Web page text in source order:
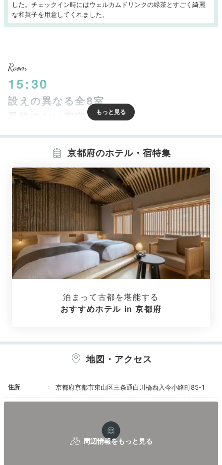
した。チェックイン時にはウェルカムドリンクの緑茶とすごく綺麗
な和菓子を用意してくれました。
Room
15:30
設えの異なる全8室
妥協のない客室設備
エグゼクティブスイート 庭玉
日本庭園が望める「庭玉」やヒノキ風呂が付いた「遠
州」、茶室のような「忘筅」など。内装や調度品が異な
だわりを感じられます。客室内のドリンクはフリー
karenren.1123.0923
「庭玉」という部屋に泊まりました。大きなベッドもあ
り、小さな庭園が付いていて安らげました。冷蔵庫に無
料の飲み物も入っていて、ビール等お酒も楽しめまし
+4
京都府のホテル・宿特集
泊まって古都を堪能する
おすすめホテル in 京都府
地図・アクセス
住所 京都府京都市東山区三条通白川橋西入今小路町85-1